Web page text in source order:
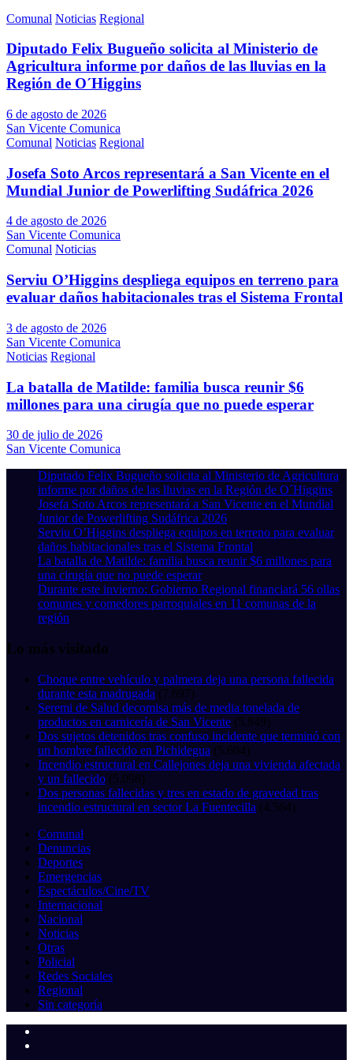
Comunal Noticias Regional
Diputado Felix Bugueño solicita al Ministerio de
Agricultura informe por daños de las lluvias en la
Región de O´Higgins
6 de agosto de 2026
San Vicente Comunica
Comunal Noticias Regional
Josefa Soto Arcos representará a San Vicente en el
Mundial Junior de Powerlifting Sudáfrica 2026
4 de agosto de 2026
San Vicente Comunica
Comunal Noticias
Serviu O’Higgins despliega equipos en terreno para
evaluar daños habitacionales tras el Sistema Frontal
3 de agosto de 2026
San Vicente Comunica
Noticias Regional
La batalla de Matilde: familia busca reunir $6
millones para una cirugía que no puede esperar
30 de julio de 2026
San Vicente Comunica
Diputado Felix Bugueño solicita al Ministerio de Agricultura
informe por daños de las lluvias en la Región de O´Higgins
Josefa Soto Arcos representará a San Vicente en el Mundial
Junior de Powerlifting Sudáfrica 2026
Serviu O’Higgins despliega equipos en terreno para evaluar
daños habitacionales tras el Sistema Frontal
La batalla de Matilde: familia busca reunir $6 millones para
una cirugía que no puede esperar
Durante este invierno: Gobierno Regional financiará 56 ollas
comunes y comedores parroquiales en 11 comunas de la
región
Lo más visitado
Choque entre vehículo y palmera deja una persona fallecida
durante esta madrugada (7.697)
Seremi de Salud decomisa más de media tonelada de
productos en carnicería de San Vicente (5.849)
Dos sujetos detenidos tras confuso incidente que terminó con
un hombre fallecido en Pichidegua (5.604)
Incendio estructural en Callejones deja una vivienda afectada
y un fallecido (5.098)
Dos personas fallecidas y tres en estado de gravedad tras
incendio estructural en sector La Fuentecilla (4.564)
Comunal
Denuncias
Deportes
Emergencias
Espectáculos/Cine/TV
Internacional
Nacional
Noticias
Otras
Policial
Redes Sociales
Regional
Sin categoría